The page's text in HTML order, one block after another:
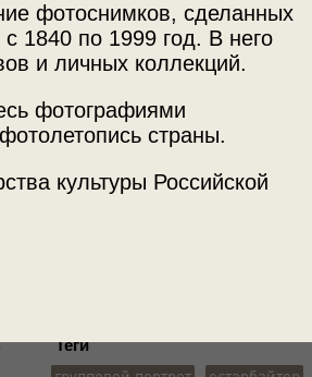
фотоснимков, сделанных
1840 по 1999 год. В него
и личных коллекций.
фотографиями
страны.
культуры Российской
Источник
Частный фонд
Теги